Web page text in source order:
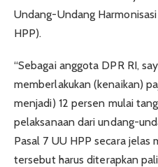
Undang-Undang
HPP).
“Sebagai anggota DPR RI,
memberlakukan (kenaikan)
menjadi) 12 persen mulai
pelaksanaan dari undang-
Pasal 7 UU HPP secara
tersebut harus diterapkan